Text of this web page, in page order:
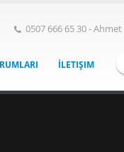
0507 666 65 30 -
İLETIŞIM